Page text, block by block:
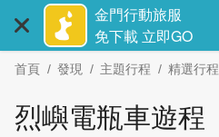
主
金門行動旅服
免下載 立即GO
首頁 發現 主題行程 精選行程
烈嶼電瓶車遊程
社